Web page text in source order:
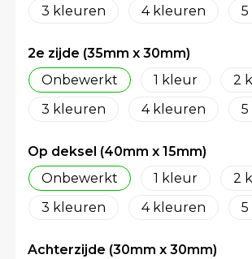
Strandtassen
Waterbestendige tassen
Tablettassen
Autotassen
3
4 5
2e zijde (35mm x 30mm)
Onbewerkt
1
2
3
4 5
Op deksel (40mm x 15mm)
Onbewerkt
1
2
3
4 5
Achterzijde (30mm x 30mm)